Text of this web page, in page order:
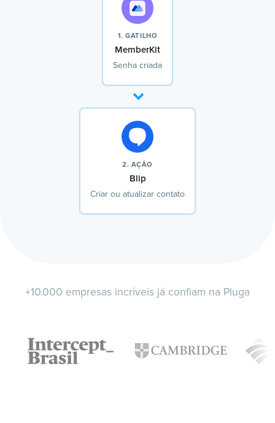
1. GATILHO
MemberKit
Senha criada
2. AÇÃO
Blip
Criar ou atualizar contato
+10.000 empresas incríveis já confiam na Pluga